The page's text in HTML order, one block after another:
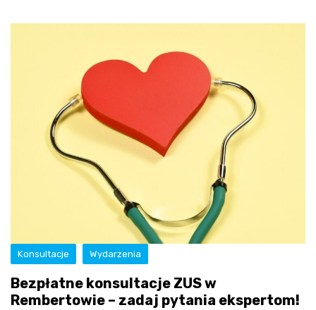
Konsultacje Wydarzenia
Bezpłatne konsultacje ZUS w
Rembertowie – zadaj pytania ekspertom!